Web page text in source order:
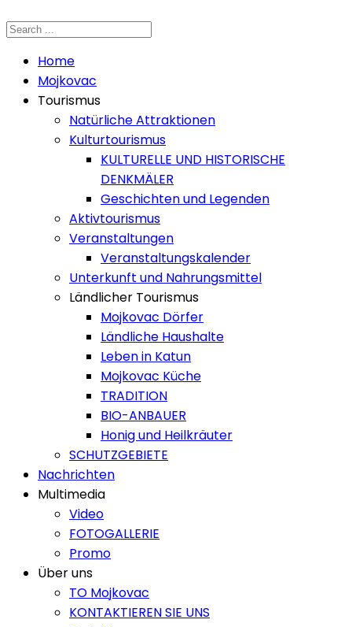
Home
Mojkovac
Tourismus
Natürliche Attraktionen
Kulturtourismus
KULTURELLE UND HISTORISCHE
DENKMÄLER
Geschichten und Legenden
Aktivtourismus
Veranstaltungen
Veranstaltungskalender
Unterkunft und Nahrungsmittel
Ländlicher Tourismus
Mojkovac Dörfer
Ländliche Haushalte
Leben in Katun
Mojkovac Küche
TRADITION
BIO-ANBAUER
Honig und Heilkräuter
SCHUTZGEBIETE
Nachrichten
Multimedia
Video
FOTOGALLERIE
Promo
Über uns
TO Mojkovac
KONTAKTIEREN SIE UNS